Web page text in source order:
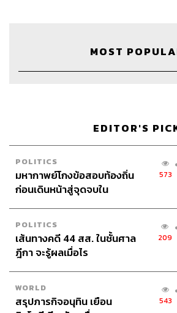
วิทย์ สิทธิเวคิน
Project Managerปวริศา ตั้งตุลานนท์
เสาวภา โตสวาท
Sound Designer & Engineerกฤตพล
Recording Engineer
ขจีพรรณ วิจิตรรั
Art Directorฉัตรชัย เฉยชิต
Channel Managerเชษฐพงศ์ ชูประดิษฐ์
Channel Adminนิพพิชฌน์ ชุลีนวน, พฤ
Proofreader
Webmaster ไชยพร ศิริกลการ
Social Media Admins
สุทธกิตติ์​ สุทธ
ชริน ธนอุดมกรณ์, อ
MOST
EDITOR'S
POLITICS
มหากาพย์โกงข้อสอบท้องถิ่น
ก่อนเดินหน้าสู่จุดจบใน
573
POLITICS
เส้นทางคดี 44 สส. ในชั้นศาล
ฎีกา จะรู้ผลเมื่อไร
209
WORLD
สรุปภารกิจอนุทิน เยือน
543